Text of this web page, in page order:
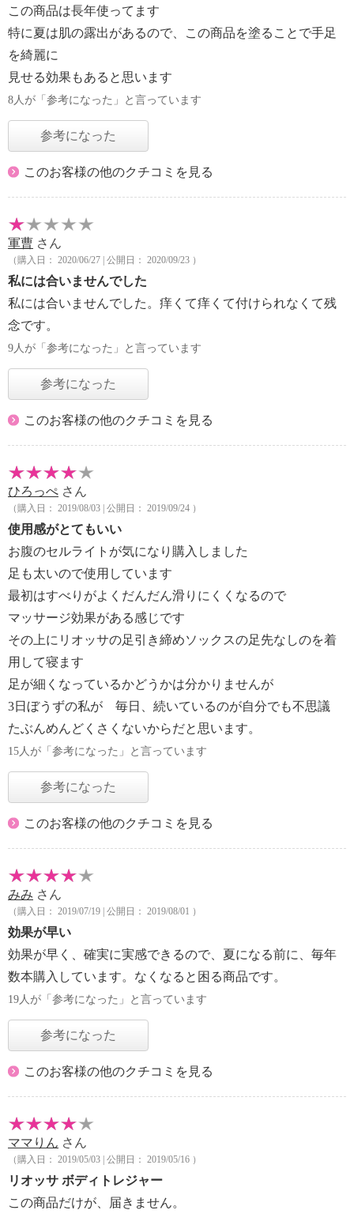
この商品は長年使ってます
特に夏は肌の露出があるので、この商品を塗ることで手足
を綺麗に
見せる効果もあると思います
8人が「参考になった」と言っています
参考になった
このお客様の他のクチコミを見る
軍曹 さん
（購入日： 2020/06/27 | 公開日： 2020/09/23 ）
私には合いませんでした
私には合いませんでした。痒くて痒くて付けられなくて残
念です。
9人が「参考になった」と言っています
参考になった
このお客様の他のクチコミを見る
ひろっぺ さん
（購入日： 2019/08/03 | 公開日： 2019/09/24 ）
使用感がとてもいい
お腹のセルライトが気になり購入しました
足も太いので使用しています
最初はすべりがよくだんだん滑りにくくなるので
マッサージ効果がある感じです
その上にリオッサの足引き締めソックスの足先なしのを着
用して寝ます
足が細くなっているかどうかは分かりませんが
3日ぼうずの私が 毎日、続いているのが自分でも不思議
たぶんめんどくさくないからだと思います。
15人が「参考になった」と言っています
参考になった
このお客様の他のクチコミを見る
みみ さん
（購入日： 2019/07/19 | 公開日： 2019/08/01 ）
効果が早い
効果が早く、確実に実感できるので、夏になる前に、毎年
数本購入しています。なくなると困る商品です。
19人が「参考になった」と言っています
参考になった
このお客様の他のクチコミを見る
ママりん さん
（購入日： 2019/05/03 | 公開日： 2019/05/16 ）
リオッサ ボディトレジャー
この商品だけが、届きません。